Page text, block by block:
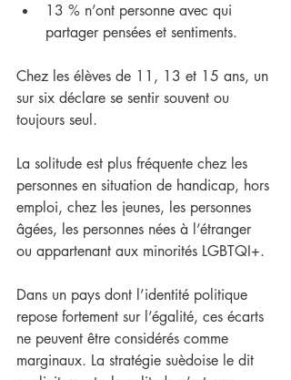
13 % n’ont personne avec qui
partager pensées et sentiments.
Chez les élèves de 11, 13 et 15 ans, un
sur six déclare se sentir souvent ou
toujours seul.
La solitude est plus fréquente chez les
personnes en situation de handicap, hors
emploi, chez les jeunes, les personnes
âgées, les personnes nées à l’étranger
ou appartenant aux minorités LGBTQI+.
Dans un pays dont l’identité politique
repose fortement sur l’égalité, ces écarts
ne peuvent être considérés comme
marginaux. La stratégie suèdoise le dit